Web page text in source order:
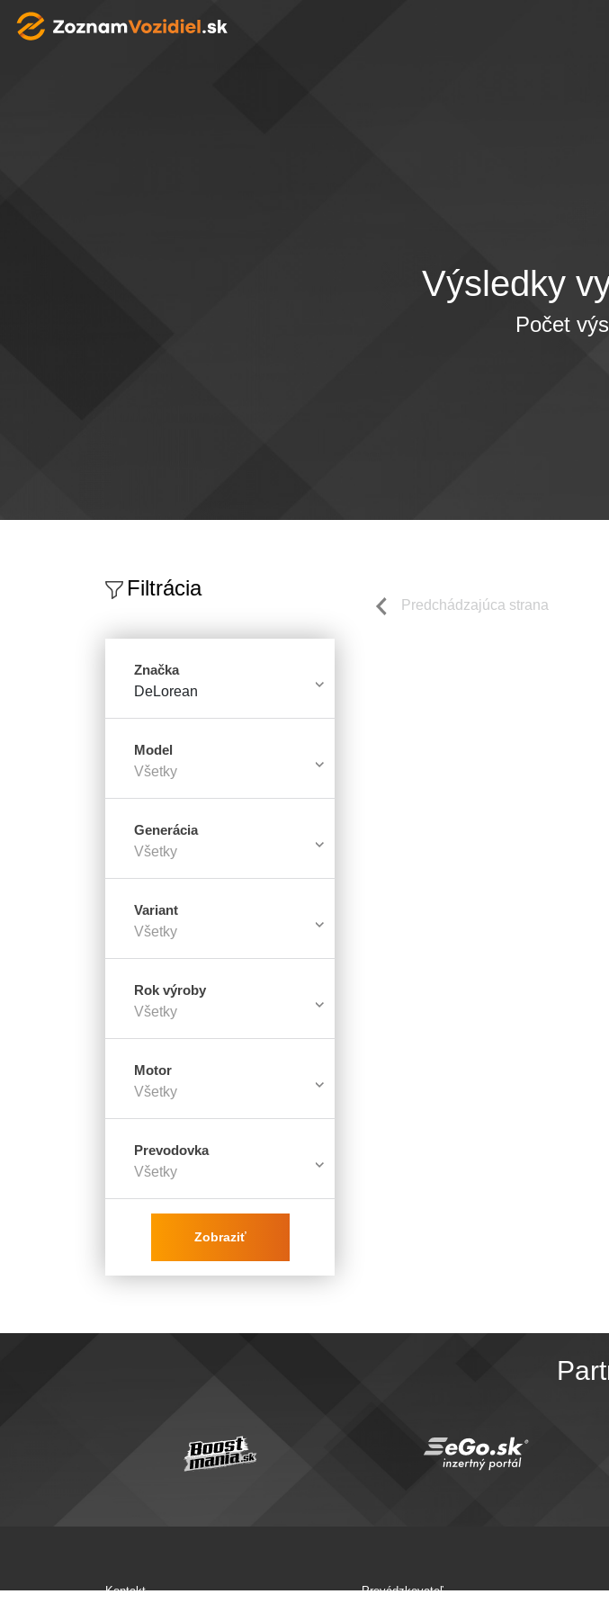
Výsledky
Počet
Filtrácia
Značka
DeLorean
Model
Všetky
Generácia
Všetky
Variant
Všetky
Rok výroby
Všetky
Motor
Všetky
Prevodovka
Všetky
Zobraziť
Predchádzajúca strana
Kontakt Prevádzkovateľ